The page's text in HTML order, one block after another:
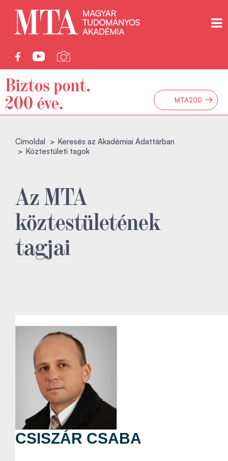
MTA200 →
Címoldal
Keresés az Akadémiai Adattárban
Köztestületi tagok
Az MTA
köztestületének
tagjai
CSISZÁR CSABA